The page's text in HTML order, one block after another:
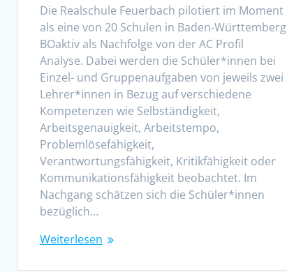
Die Realschule Feuerbach pilotiert im Moment
als eine von 20 Schulen in Baden-Württemberg
BOaktiv als Nachfolge von der AC Profil
Analyse. Dabei werden die Schüler*innen bei
Einzel- und Gruppenaufgaben von jeweils zwei
Lehrer*innen in Bezug auf verschiedene
Kompetenzen wie Selbständigkeit,
Arbeitsgenauigkeit, Arbeitstempo,
Problemlösefähigkeit,
Verantwortungsfähigkeit, Kritikfähigkeit oder
Kommunikationsfähigkeit beobachtet. Im
Nachgang schätzen sich die Schüler*innen
bezüglich…
Weiterlesen